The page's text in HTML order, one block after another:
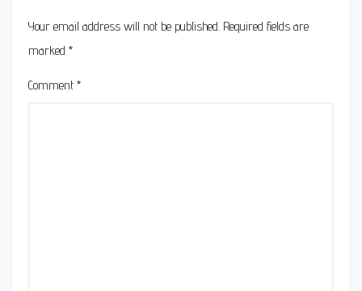
Your email address will not be published. Required fields are
marked *
Comment *